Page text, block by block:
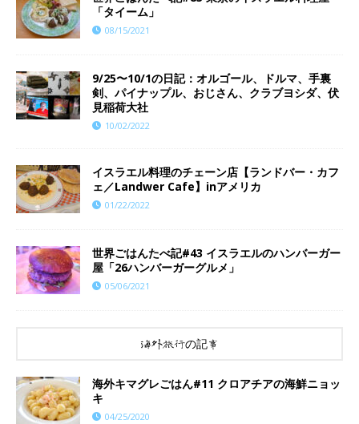
「タイーム」
08/15/2021
9/25〜10/1の日記：オルゴール、ドルマ、手裏
剣、パイナップル、おじさん、クラブヨシダ、伏
見稲荷大社
10/02/2022
イスラエル料理のチェーン店【ランドバー・カフ
ェ／Landwer Cafe】inアメリカ
01/22/2022
世界ごはんたべ記#43 イスラエルのハンバーガー
屋「26ハンバーガーグルメ」
05/06/2021
海外旅行の記事
海外キマグレごはん#11 クロアチアの海鮮ニョッ
キ
04/25/2020